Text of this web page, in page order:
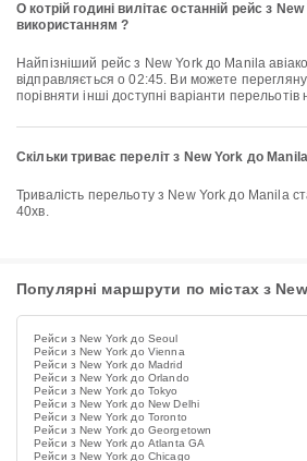
О котрій годині вилітає останній рейс з
використанням ?
Найпізніший рейс з New York до Manila авіакомпанії Philippine Airlines
відправляється о 02:45. Ви можете
порівняти інші доступні варіанти перельотів
Скільки триває переліт з New York до
Тривалість перельоту з New York до Manila становить приблизно 15h
40хв.
Популярні маршрути по містах з
Рейси з New York до Seoul
Рейси з New York до Vienna
Рейси з New York до Madrid
Рейси з New York до Orlando
Рейси з New York до Tokyo
Рейси з New York до New Delhi
Рейси з New York до Toronto
Рейси з New York до Georgetown
Рейси з New York до Atlanta GA
Рейси з New York до Chicago